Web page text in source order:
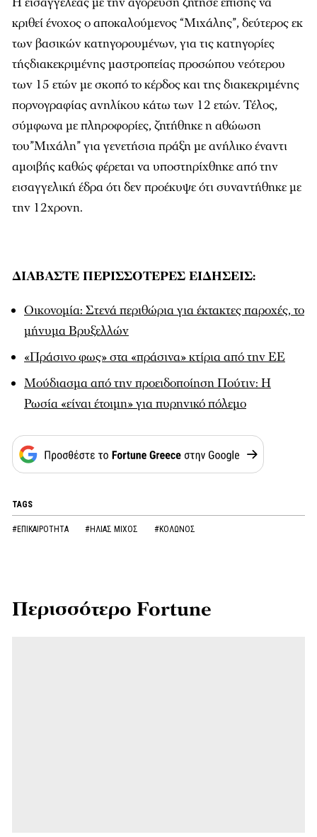
κριθεί ένοχος ο αποκαλούμενος “Μιχάλης”, δεύτερος εκ
των βασικών κατηγορουμένων, για τις κατηγορίες
τήςδιακεκριμένης μαστροπείας προσώπου νεότερου
των 15 ετών με σκοπό το κέρδος και της διακεκριμένης
πορνογραφίας ανηλίκου κάτω των 12 ετών. Τέλος,
σύμφωνα με πληροφορίες, ζητήθηκε η αθώωση
του”Μιχάλη” για γενετήσια πράξη με ανήλικο έναντι
αμοιβής καθώς φέρεται να υποστηρίχθηκε από την
εισαγγελική έδρα ότι δεν προέκυψε ότι συναντήθηκε με
την 12χρονη.
ΔΙΑΒΑΣΤΕ ΠΕΡΙΣΣΟΤΕΡΕΣ ΕΙΔΗΣΕΙΣ:
Οικονομία: Στενά περιθώρια για έκτακτες παροχές, το
μήνυμα Βρυξελλών
«Πράσινο φως» στα «πράσινα» κτίρια από την ΕΕ
Μούδιασμα από την προειδοποίηση Πούτιν: Η
Ρωσία «είναι έτοιμη» για πυρηνικό πόλεμο
TAGS
#ΕΠΙΚΑΙΡΟΤΗΤΑ #ΗΛΙΑΣ ΜΙΧΟΣ #ΚΟΛΩΝΟΣ
Περισσότερο Fortune